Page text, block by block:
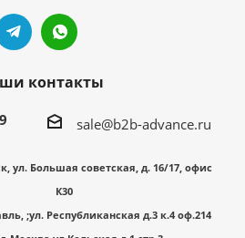
контакты
sale@b2b-advance.ru
ул. Большая советская, д. 16/17, офис
К30
;ул. Республиканская д.3 к.4 оф.214